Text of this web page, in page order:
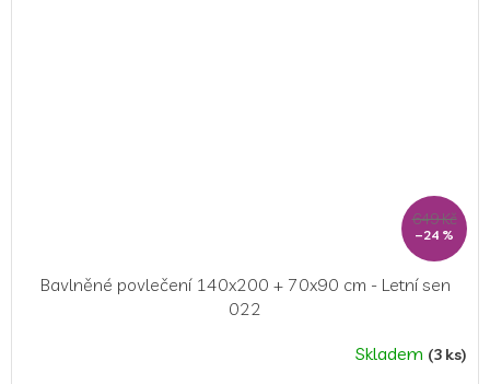
649 Kč
–24 %
Bavlněné povlečení 140x200 + 70x90 cm - Letní sen
022
Skladem (3 ks)